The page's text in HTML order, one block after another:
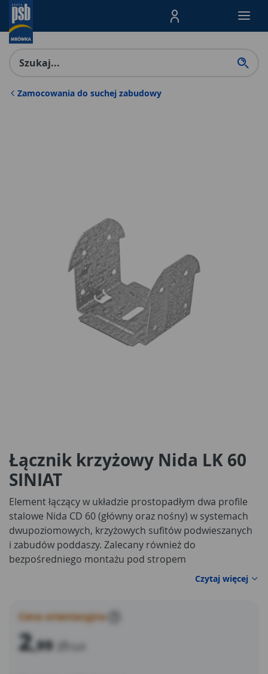
Menu Produktów,
Zamocowania do suchej zabudowy
Łącznik krzyżowy Nida LK 60
SINIAT
Element łączący w układzie prostopadłym dwa profile
stalowe Nida CD 60 (główny oraz nośny) w systemach
dwupoziomowych, krzyżowych sufitów podwieszanych
i zabudów poddaszy. Zalecany również do
bezpośredniego montażu pod stropem
niewymagającym poziomowania lub w systemie „sufit
Czytaj więcej
Cena orientacyjna
2,99 zł